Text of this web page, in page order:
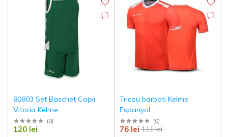
80803 Set Baschet Copii
Vitoria Kelme
(0)
120 lei
Tricou barbati Kelme
Espanyol
(0)
111 lei
76 lei